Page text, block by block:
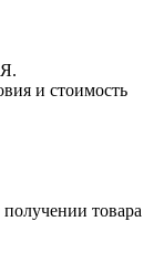
и стоимость
товара